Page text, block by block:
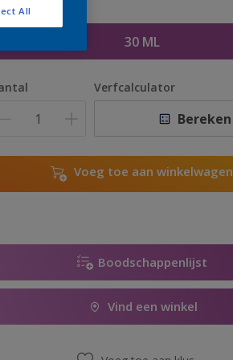
30 ML
Verfcalculator
Bereken
Voeg toe aan winkelwagen
Boodschappenlijst
Vind een winkel
All